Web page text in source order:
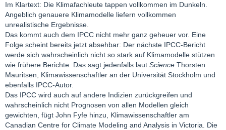
Im Klartext: Die Klimafachleute tappen vollkommen im Dunkeln.
Angeblich genauere Klimamodelle liefern vollkommen
unrealistische Ergebnisse.
Das kommt auch dem IPCC nicht mehr ganz geheuer vor. Eine
Folge scheint bereits jetzt absehbar: Der nächste IPCC-Bericht
werde sich wahrscheinlich nicht so stark auf Klimamodelle stützen
wie frühere Berichte. Das sagt jedenfalls laut Science Thorsten
Mauritsen, Klimawissenschaftler an der Universität Stockholm und
ebenfalls IPCC-Autor.
Das IPCC wird auch auf andere Indizien zurückgreifen und
wahrscheinlich nicht Prognosen von allen Modellen gleich
gewichten, fügt John Fyfe hinzu, Klimawissenschaftler am
Canadian Centre for Climate Modeling and Analysis in Victoria. Die